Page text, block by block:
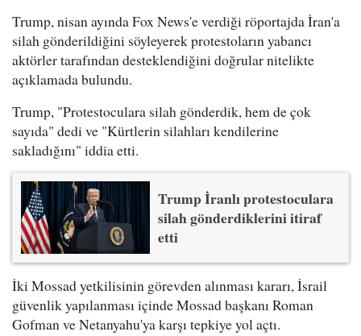
Trump, nisan ayında Fox News'e verdiği röportajda İran'a
silah gönderildiğini söyleyerek protestoların yabancı
aktörler tarafından desteklendiğini doğrular nitelikte
açıklamada bulundu.
Trump, "Protestoculara silah gönderdik, hem de çok
sayıda" dedi ve "Kürtlerin silahları kendilerine
sakladığını" iddia etti.
Trump İranlı protestoculara
silah gönderdiklerini itiraf
etti
İki Mossad yetkilisinin görevden alınması kararı, İsrail
güvenlik yapılanması içinde Mossad başkanı Roman
Gofman ve Netanyahu'ya karşı tepkiye yol açtı.